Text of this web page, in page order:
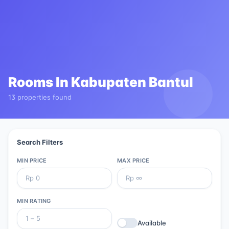
Rooms In Kabupaten Bantul
13 properties found
Search Filters
MIN PRICE MAX PRICE
MIN RATING
Available